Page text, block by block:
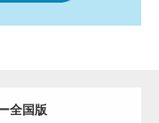
全国版